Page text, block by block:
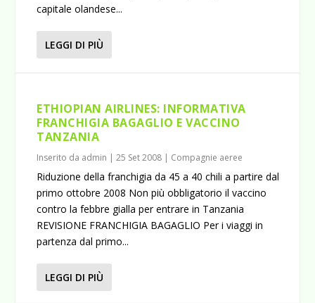
capitale olandese...
LEGGI DI PIÙ
ETHIOPIAN AIRLINES: INFORMATIVA
FRANCHIGIA BAGAGLIO E VACCINO
TANZANIA
Inserito da admin |25 Set 2008 | Compagnie aeree
Riduzione della franchigia da 45 a 40 chili a partire dal
primo ottobre 2008 Non più obbligatorio il vaccino
contro la febbre gialla per entrare in Tanzania
REVISIONE FRANCHIGIA BAGAGLIO Per i viaggi in
partenza dal primo...
LEGGI DI PIÙ